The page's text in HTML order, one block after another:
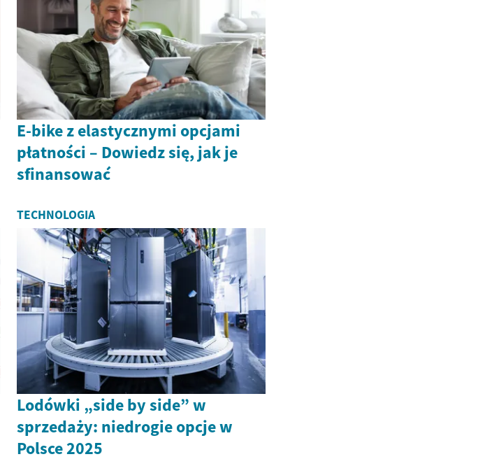
E-bike z elastycznymi opcjami
płatności – Dowiedz się, jak je
sfinansować
TECHNOLOGIA
Lodówki „side by side” w
sprzedaży: niedrogie opcje w
Polsce 2025